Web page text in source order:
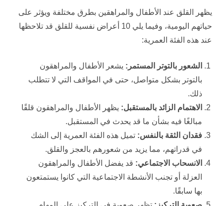
يظهر القلق عند الأطفال والمراهقين بطرق مختلفة ويؤثر على
حياتهم اليومية، وفيما يلي 10 أعراض نفسية للقلق قد تلاحظها
عند هذه الفئة العمرية:
الشعور بالتوتر المستمر: يشعر الأطفال والمراهقون
بالتوتر بشكل متواصل، حتى في المواقف التي لا تتطلب
ذلك.
الاهتمام الزائد بالمستقبل: يظهر الأطفال والمراهقون قلقًا
مبالغًا فيه بشأن ما قد يحدث في المستقبل.
فقدان الثقة بالنفس: تميل هذه الفئة العمرية إلى الشك
في قدراتهم، مما يزيد من شعورهم بالعجز والقلق.
الانسحاب الاجتماعي: قد يفضل الأطفال والمراهقون
العزلة أو تجنب الأنشطة الاجتماعية التي كانوا يستمتعون
بها سابقًا.